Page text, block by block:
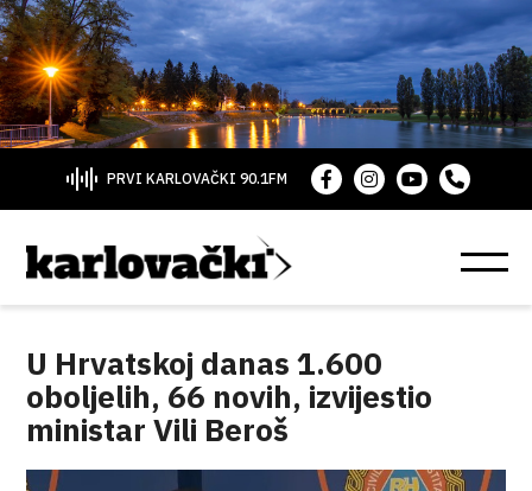
PRVI KARLOVAČKI 90.1FM
U Hrvatskoj danas 1.600
oboljelih, 66 novih, izvijestio
ministar Vili Beroš